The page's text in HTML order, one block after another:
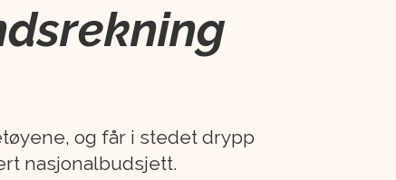
og får i stedet drypp
nasjonalbudsjett.